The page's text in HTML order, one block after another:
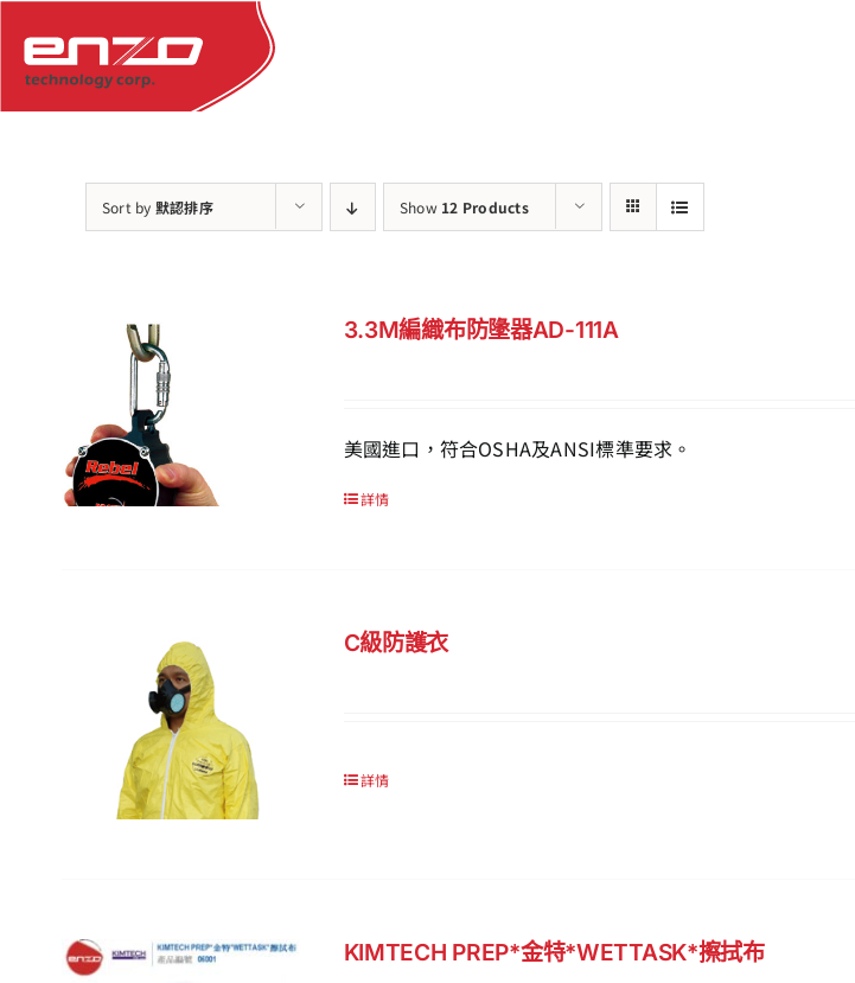
content
Sort by 默認排序 Show 12 Products
3.3M編織布防墬器AD-111A
美國進口，符合OSHA及ANSI標準要求。
詳情
C級防護衣
詳情
KIMTECH PREP*金特*WETTASK*擦拭布